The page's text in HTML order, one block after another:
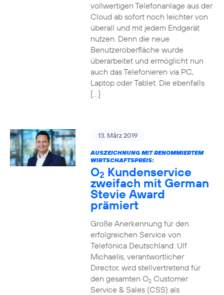
vollwertigen Telefonanlage aus der
Cloud ab sofort noch leichter von
überall und mit jedem Endgerät
nutzen. Denn die neue
Benutzeroberfläche wurde
überarbeitet und ermöglicht nun
auch das Telefonieren via PC,
Laptop oder Tablet. Die ebenfalls
[…]
13. März 2019
AUSZEICHNUNG MIT RENOMMIERTEM
WIRTSCHAFTSPREIS:
O2 Kundenservice
zweifach mit German
Stevie Award
prämiert
Große Anerkennung für den
erfolgreichen Service von
Telefónica Deutschland: Ulf
Michaelis, verantwortlicher
Director, wird stellvertretend für
den gesamten O2Customer
Service & Sales (CSS) als